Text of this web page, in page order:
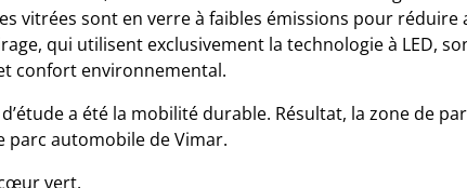
vitrées sont en verre à faibles émissions pour
qui utilisent exclusivement la technologie à LED,
confort environnemental.
a été la mobilité durable. Résultat, la zone de
automobile de Vimar.
vert.